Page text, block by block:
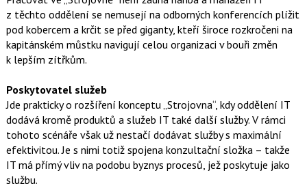
z těchto oddělení se nemusejí na odborných konferencích plížit
pod kobercem a krčit se před giganty, kteří široce rozkročeni na
kapitánském můstku navigují celou organizaci v bouři změn
k lepším zítřkům.
Poskytovatel služeb
Jde prakticky o rozšíření konceptu „Strojovna“, kdy oddělení IT
dodává kromě produktů a služeb IT také další služby. V rámci
tohoto scénáře však už nestačí dodávat služby s maximální
efektivitou. Je s nimi totiž spojena konzultační složka – takže
IT má přímý vliv na podobu byznys procesů, jež poskytuje jako
službu.